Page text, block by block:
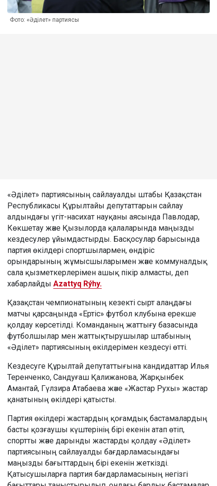
Фото: «Әділет» партиясы
«Әділет» партиясының сайлауалды штабы Қазақстан
Республикасы Құрылтайы депутаттарын сайлау
алдындағы үгіт-насихат науқаны аясында Павлодар,
Көкшетау және Қызылорда қалаларында маңызды
кездесулер ұйымдастырды. Басқосулар барысында
партия өкілдері спортшылармен, өндіріс
орындарының жұмысшыларымен және коммуналдық
сала қызметкерлерімен ашық пікір алмасты, деп
хабарлайды Azattyq Rýhy.
Қазақстан чемпионатының кезекті сырт алаңдағы
матчы қарсаңында «Ертіс» футбол клубына ерекше
қолдау көрсетілді. Команданың жаттығу базасында
футболшылар мен жаттықтырушылар штабының
«Әділет» партиясының өкілдерімен кездесуі өтті.
Кездесуге Құрылтай депутаттығына кандидаттар Илья
Теренченко, Сандуғаш Қалижанова, Жарқынбек
Амантай, Гүлзира Атабаева және «Жастар Рухы» жастар
қанатының өкілдері қатысты.
Партия өкілдері жастардың қоғамдық бастамалардың
басты қозғаушы күштерінің бірі екенін атап өтіп,
спортты және дарынды жастарды қолдау «Әділет»
партиясының сайлауалды бағдарламасындағы
маңызды бағыттардың бірі екенін жеткізді.
Қатысушыларға партия бағдарламасының негізгі